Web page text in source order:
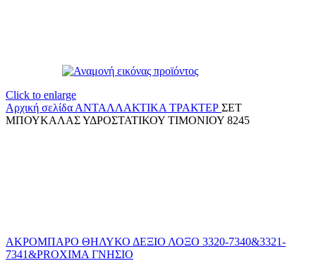
Click to enlarge
Αρχική σελίδα ΑΝΤΑΛΛΑΚΤΙΚΑ ΤΡΑΚΤΕΡ ΣΕΤ
ΜΠΟΥΚΑΛΑΣ ΥΔΡΟΣΤΑΤΙΚΟΥ ΤΙΜΟΝΙΟΥ 8245
ΑΚΡΟΜΠΑΡΟ ΘΗΛΥΚΟ ΔΕΞΙΟ ΛΟΞΟ 3320-7340&3321-
7341&PROXIMA ΓΝΗΣΙΟ